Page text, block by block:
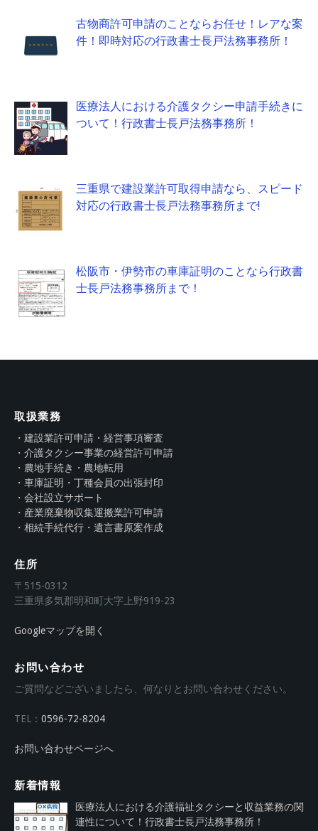
古物商許可申請のことならお任せ！レアな案
件！即時対応の行政書士長戸法務事務所！
医療法人における介護タクシー申請手続きに
ついて！行政書士長戸法務事務所！
三重県で建設業許可取得申請なら、スピード
対応の行政書士長戸法務事務所まで!
松阪市・伊勢市の車庫証明のことなら行政書
士長戸法務事務所まで！
取扱業務
・建設業許可申請・経営事項審査
・介護タクシー事業の経営許可申請
・農地手続き・農地転用
・車庫証明・丁種会員の出張封印
・会社設立サポート
・産業廃棄物収集運搬業許可申請
・相続手続代行・遺言書原案作成
住所
〒515-0312
三重県多気郡明和町大字上野919-23
Googleマップを開く
お問い合わせ
ご質問などございましたら、何なりとお問い合わせください。
TEL： 0596-72-8204
お問い合わせページへ
新着情報
医療法人における介護福祉タクシーと収益業務の関
連性について！行政書士長戸法務事務所！